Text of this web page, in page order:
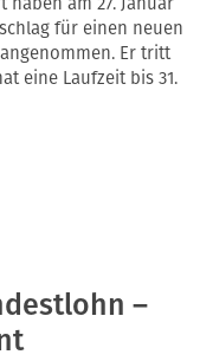
für einen neuen
Er tritt
eine Laufzeit bis 31.
–